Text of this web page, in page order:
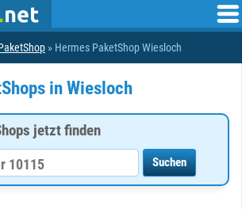
» Hermes PaketShop Wiesloch
in Wiesloch
jetzt finden